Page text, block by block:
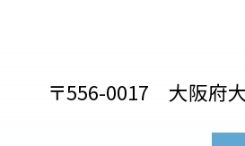
〒556-0017 大阪府